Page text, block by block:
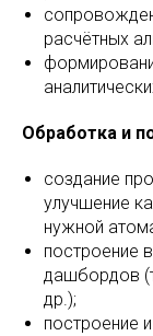
расчётных
Обработка и
создание
улучшение
нужной
построение
дашбордов
др.);
построение